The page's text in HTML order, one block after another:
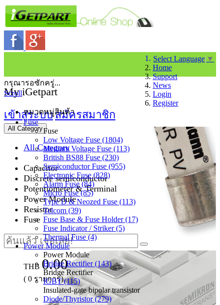
Select Language ▼
Home
Support
News
Login
Register
My iGetpart
เข้าสู่ระบบสมัครสมาชิก
All Category
All Category
Capacitor
Discrete semiconductor
Potentiometer & Terminal
Power Module
Resistor
Fuse
THB 0.00
( 0 รายการ)
กรุณารอซักครู่...
Scroll
หมวดหมู่สินค้า
Fuse
Fuse
Low Voltage Fuse (1804)
Medium Voltage Fuse (113)
British BS88 Fuse (230)
Semiconductor Fuse (955)
Electronic Fuse (828)
Alarm Fuse (84)
Micro Fuse (85)
Type D & Neozed Fuse (113)
Telcom (39)
Fuse Base & Fuse Holder (17)
Fuse Indicator / Striker (5)
Thermal Fuse (4)
Power Module
Power Module
Bridge Rectifier (143)
Bridge Rectifier
IGBT (115)
Insulated-gate bipolar transistor
Diode/Thyristor (279)